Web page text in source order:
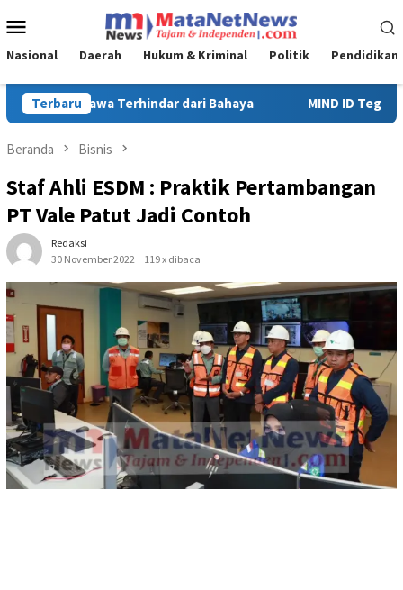
ke
Mobile
Nasional Daerah Hukum & Kriminal Politik Pendidikan
Terbaru
MIND ID Tegaskan Dukungan Penuh Bagi PT Vale di
Beranda Bisnis
Staf Ahli ESDM : Praktik Pertambangan
PT Vale Patut Jadi Contoh
Redaksi
30 November 2022
119 x dibaca